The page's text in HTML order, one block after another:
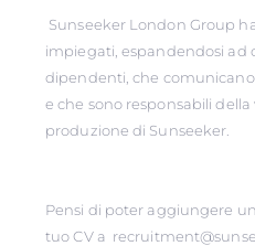
Sunseeker London Group
impiegati, espandendosi ad
dipendenti, che
e che sono responsabili
produzione di Sunseeker.
Pensi di poter aggiungere
tuo CV a